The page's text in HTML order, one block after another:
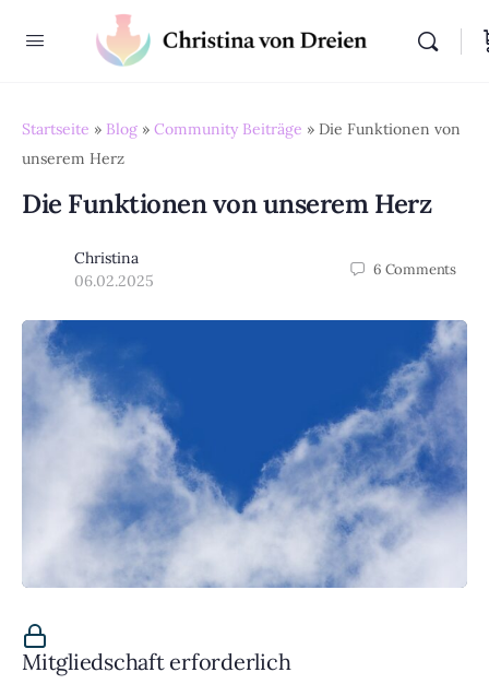
Startseite » Blog » Community Beiträge » Die Funktionen von
unserem Herz
Die Funktionen von unserem Herz
Christina
06.02.2025
6 Comments
Mitgliedschaft erforderlich